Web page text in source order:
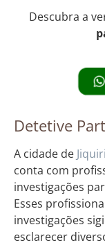
Descubra a
Detetive
A cidade de
conta com
investigações
Esses
investigações
esclarecer